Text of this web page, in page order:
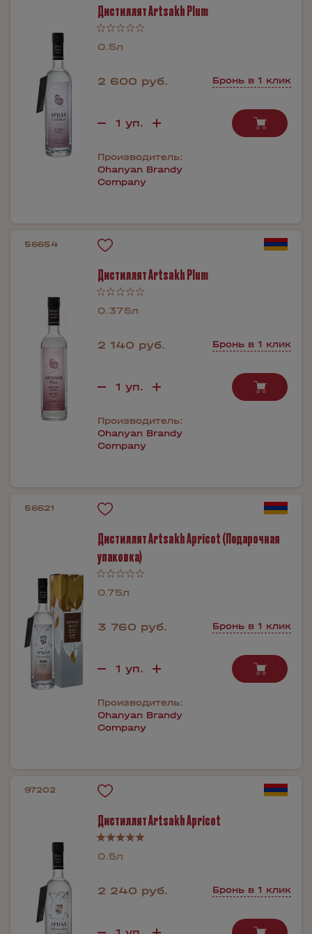
Дистиллят Artsakh Plum
0.5л
2 600 руб. Бронь в 1 клик
Производитель:
Ohanyan Brandy
Company
56654
Дистиллят Artsakh Plum
0.375л
2 140 руб. Бронь в 1 клик
Производитель:
Ohanyan Brandy
Company
56621
Дистиллят Artsakh Apricot (Подарочная
упаковка)
0.75л
3 760 руб. Бронь в 1 клик
Производитель:
Ohanyan Brandy
Company
97202
Дистиллят Artsakh Apricot
0.5л
2 240 руб. Бронь в 1 клик